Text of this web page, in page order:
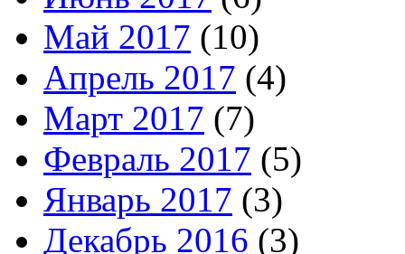
Май 2017 (10)
Апрель 2017 (4)
Март 2017 (7)
Февраль 2017 (5)
Январь 2017 (3)
Декабрь 2016 (3)